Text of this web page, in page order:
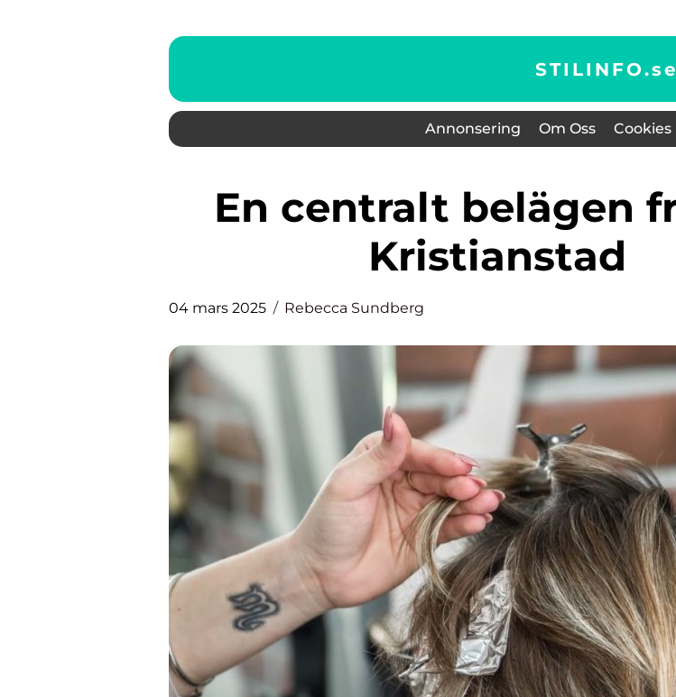
STILINFO.se
Annonsering Om Oss Cookies
En centralt belägen frisör i
Kristianstad
04 mars 2025 Rebecca Sundberg